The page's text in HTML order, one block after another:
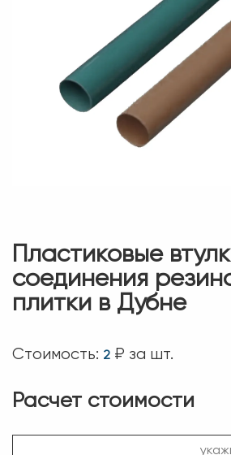
Пластиковые
соединения
плитки в Дубне
Стоимость: 2 ₽ за шт.
Расчет стоимости